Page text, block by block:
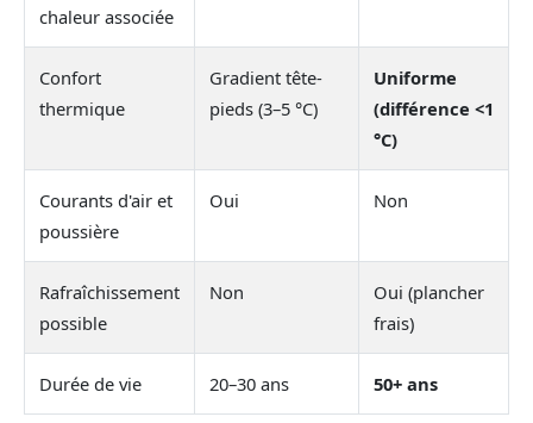
chaleur associée
Confort
thermique
Gradient tête-
pieds (3–5 °C)
Uniforme
(différence <1
°C)
Courants d'air et
poussière
Oui Non
Rafraîchissement
possible
Non
Oui (plancher
frais)
Durée de vie 20–30 ans 50+ ans